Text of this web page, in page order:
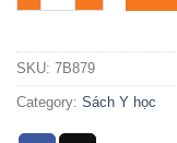
SKU: 7B879
Category: Sách Y học